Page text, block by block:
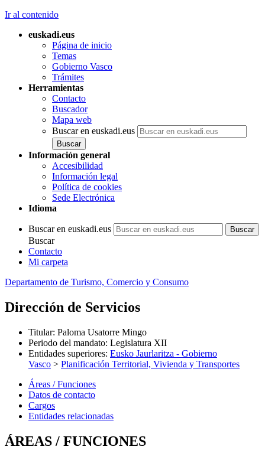
Ir al contenido
euskadi.eus
Página de inicio
Temas
Gobierno Vasco
Trámites
Herramientas
Contacto
Buscador
Mapa web
Buscar en euskadi.eus
Información general
Accesibilidad
Información legal
Política de cookies
Sede Electrónica
Idioma
Buscar en euskadi.eus
Buscar
Contacto
Mi carpeta
Departamento de Turismo, Comercio y Consumo
Dirección de Servicios
Titular: Paloma Usatorre Mingo
Periodo del mandato: Legislatura XII
Entidades superiores: Eusko Jaurlaritza - Gobierno
Vasco > Planificación Territorial, Vivienda y Transportes
Áreas / Funciones
Datos de contacto
Cargos
Entidades relacionadas
ÁREAS / FUNCIONES